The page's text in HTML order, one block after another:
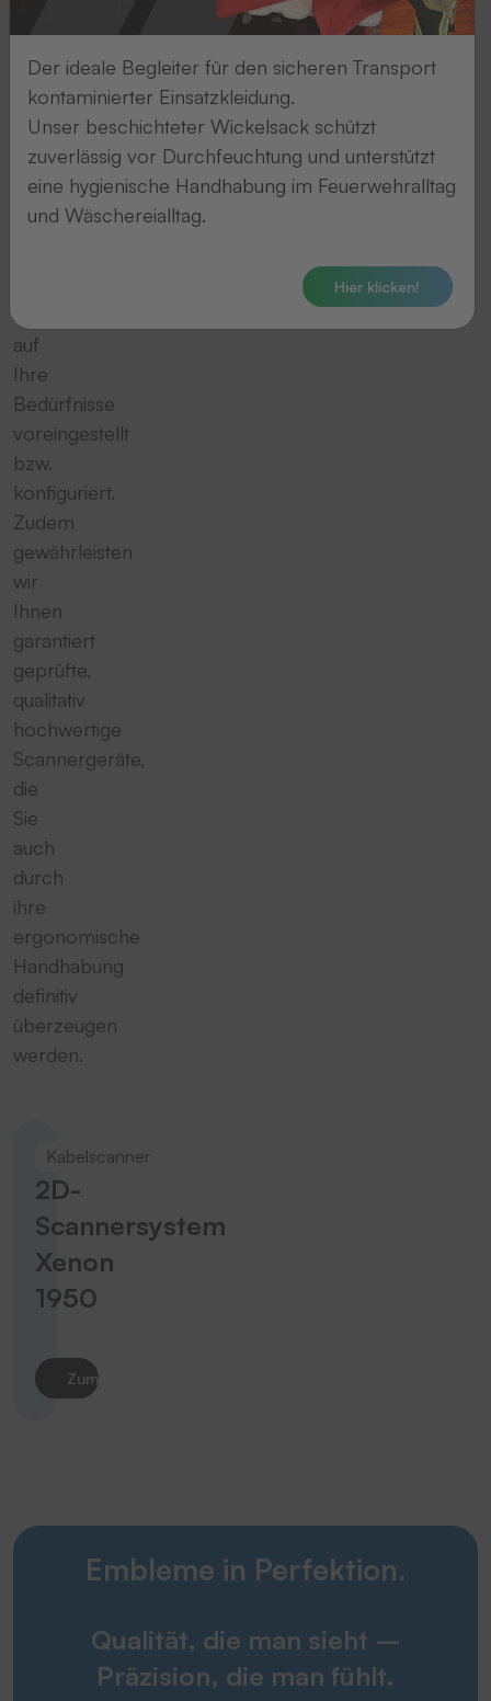
im
Standfuß
mit
Autotriggerfunktion.
Ihr
Scanner
uns
auf
Ihre
Bedürfnisse
voreingestellt
bzw.
konfiguriert.
Zudem
gewährleisten
wir
Ihnen
garantiert
geprüfte,
qualitativ
hochwertige
Scannergeräte,
die
Sie
auch
durch
ihre
ergonomische
Handhabung
definitiv
überzeugen
werden.
Kabelscanner
2D-
Scannersystem
Xenon
1950
Zum Produkt
Embleme in Perfektion.
Qualität, die man sieht –
Präzision, die man fühlt.
Der ideale Begleiter für den sicheren Transport
kontaminierter Einsatzkleidung.
Unser beschichteter Wickelsack schützt
zuverlässig vor Durchfeuchtung und unterstützt
eine hygienische Handhabung im Feuerwehralltag
und Wäschereialltag.
Hier klicken!